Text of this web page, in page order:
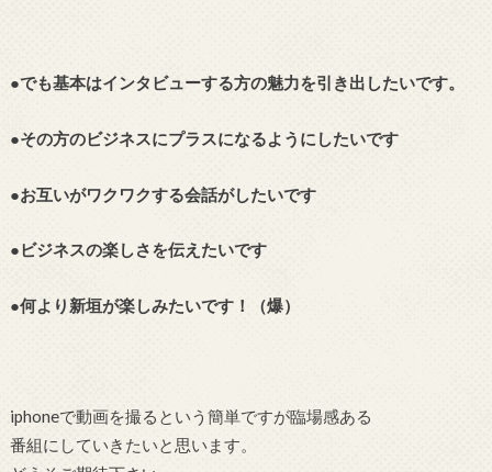
●でも基本はインタビューする方の魅力を引き出したいです。
●その方のビジネスにプラスになるようにしたいです
●お互いがワクワクする会話がしたいです
●ビジネスの楽しさを伝えたいです
●何より新垣が楽しみたいです！（爆）
iphoneで動画を撮るという簡単ですが臨場感ある
番組にしていきたいと思います。